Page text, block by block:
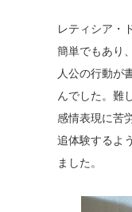
レティシア・
簡単でもあり
人公の行動が
んでした。難
感情表現に苦
追体験するよ
ました。